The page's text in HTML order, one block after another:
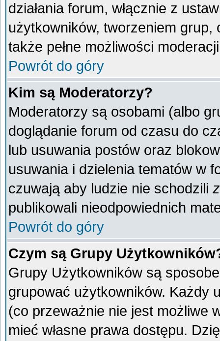
działania forum, włącznie z
użytkowników, tworzeniem
także pełne możliwości
Powrót do góry
Kim są Moderatorzy?
Moderatorzy są osobami (albo
doglądanie forum od czasu do
lub usuwania postów oraz
usuwania i dzielenia tematów w
czuwają aby ludzie nie schodzili
publikowali nieodpowiednich
Powrót do góry
Czym są Grupy
Grupy Użytkowników są
grupować użytkowników. Każdy
(co przeważnie nie jest możliwe
mieć własne prawa dostępu.